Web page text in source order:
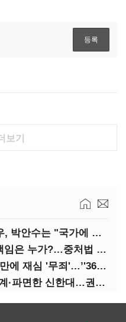
보기
진술 뒤집은 김현태·이진우, 박안수는 "국가에 헌신"…법정서 드러난 군 수뇌부의 민낯
폭염에 노동자 쓰러지면 책임은 누가?…중처법 처벌될까?
(단독)'혁노맹' 사건, 36년 만에 재심 '무죄'…’'36시간 불법구금·자백강요' 인정
(단독)채용비리 신고자 징계·파면한 신한대…권익위 제동에도 갈등 계속